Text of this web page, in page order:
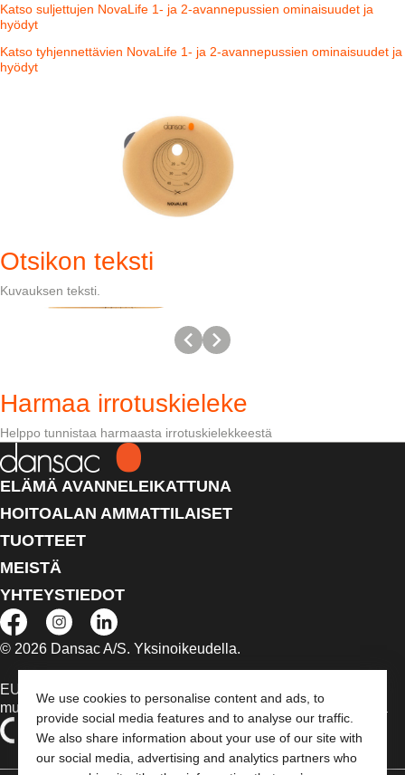
We use cookies to personalise content and ads, to
provide social media features and to analyse our traffic.
We also share information about your use of our site with
our social media, advertising and analytics partners who
Katso suljettujen NovaLife 1- ja 2-avannepussien ominaisuudet ja
hyödyt
Katso tyhjennettävien NovaLife 1- ja 2-avannepussien ominaisuudet ja
hyödyt
Otsikon teksti
Kuvauksen teksti.
Harmaa irrotuskieleke
Helppo tunnistaa harmaasta irrotuskielekkeestä
ELÄMÄ AVANNELEIKATTUNA
HOITOALAN AMMATTILAISET
TUOTTEET
MEISTÄ
YHTEYSTIEDOT
© 2026 Dansac A/S. Yksinoikeudella.
EU:n alueella myytävät lääkinnälliset laitteet on tapauksen
mukaan merkitty jommallakummalla seuraavista symboleista